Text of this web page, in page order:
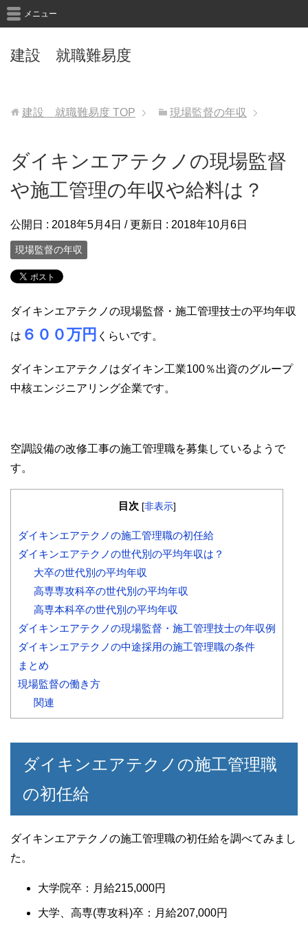
建設 就職難易度
メニュー
建設 就職難易度 TOP 現場監督の年収
ダイキンエアテクノの現場監督
や施工管理の年収や給料は？
公開日 : 2018年5月4日 / 更新日 : 2018年10月6日
現場監督の年収
ダイキンエアテクノの現場監督・施工管理技士の平均年収
は ６００万円 くらいです。
ダイキンエアテクノはダイキン工業100％出資のグループ
中核エンジニアリング企業です。
空調設備の改修工事の施工管理職を募集しているようで
す。
目次 [非表示]
ダイキンエアテクノの施工管理職の初任給
ダイキンエアテクノの世代別の平均年収は？
大卒の世代別の平均年収
高専専攻科卒の世代別の平均年収
高専本科卒の世代別の平均年収
ダイキンエアテクノの現場監督・施工管理技士の年収例
ダイキンエアテクノの中途採用の施工管理職の条件
まとめ
現場監督の働き方
関連
ダイキンエアテクノの施工管理職
の初任給
ダイキンエアテクノの施工管理職の初任給を調べてみまし
た。
大学院卒：月給215,000円
大学、高専(専攻科)卒：月給207,000円